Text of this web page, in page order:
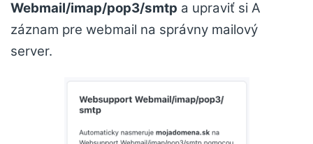
Webmail/imap/pop3/smtp a upraviť si A
záznam pre webmail na správny mailový
server.